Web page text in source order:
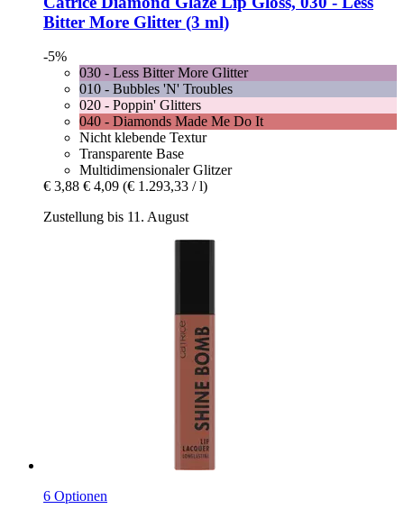
Bitter More Glitter (3 ml)
-5%
030 - Less Bitter More Glitter
010 - Bubbles 'N' Troubles
020 - Poppin' Glitters
040 - Diamonds Made Me Do It
Nicht klebende Textur
Transparente Base
Multidimensionaler Glitzer
€ 3,88 € 4,09 (€ 1.293,33 / l)
Zustellung bis 11. August
6 Optionen